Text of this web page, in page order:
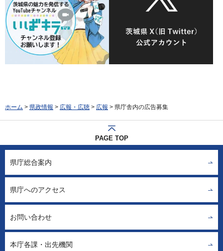
ホーム > 県政情報 > 広報・広聴 > 広報 > 県庁舎内の広告募集
PAGE TOP
県庁総合案内
県庁へのアクセス
お問い合わせ
本庁各課・出先機関